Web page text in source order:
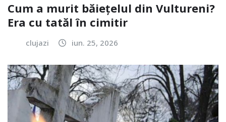
Cum a murit băiețelul din Vultureni?
Era cu tatăl în cimitir
clujazi iun. 25, 2026